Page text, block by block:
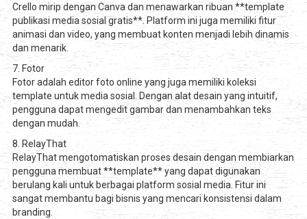
Crello mirip dengan Canva dan menawarkan ribuan **template
publikasi media sosial gratis**. Platform ini juga memiliki fitur
animasi dan video, yang membuat konten menjadi lebih dinamis
dan menarik.
7. Fotor
Fotor adalah editor foto online yang juga memiliki koleksi
template untuk media sosial. Dengan alat desain yang intuitif,
pengguna dapat mengedit gambar dan menambahkan teks
dengan mudah.
8. RelayThat
RelayThat mengotomatiskan proses desain dengan membiarkan
pengguna membuat **template** yang dapat digunakan
berulang kali untuk berbagai platform sosial media. Fitur ini
sangat membantu bagi bisnis yang mencari konsistensi dalam
branding.